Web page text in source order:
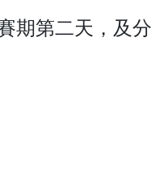
期第二天，及分